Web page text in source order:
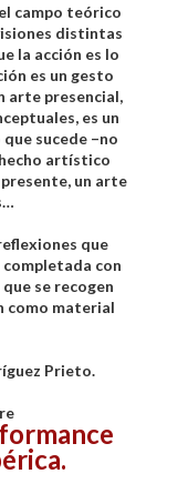
campo teórico
distintas
la acción es lo
es un gesto
arte presencial,
es un
sucede –no
artístico
un arte
que
con
se recogen
como material
Prieto.